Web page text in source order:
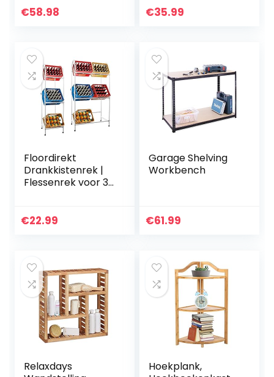
gecoat/rek/rolrek
€58.98
met 5 PP-platen,
€35.99
Floordirekt
Drankkistenrek |
Flessenrek voor 3
mm | wit
€22.99
Garage Shelving
Workbench
€61.99
Relaxdays
Hoekplank,